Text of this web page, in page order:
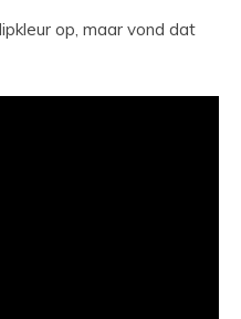
op, maar vond dat